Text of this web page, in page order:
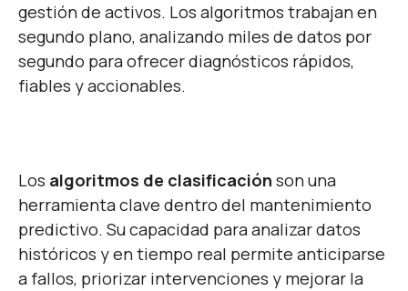
gestión de activos. Los algoritmos trabajan en
segundo plano, analizando miles de datos por
segundo para ofrecer diagnósticos rápidos,
fiables y accionables.
Los algoritmos de clasificación son una
herramienta clave dentro del mantenimiento
predictivo. Su capacidad para analizar datos
históricos y en tiempo real permite anticiparse
a fallos, priorizar intervenciones y mejorar la